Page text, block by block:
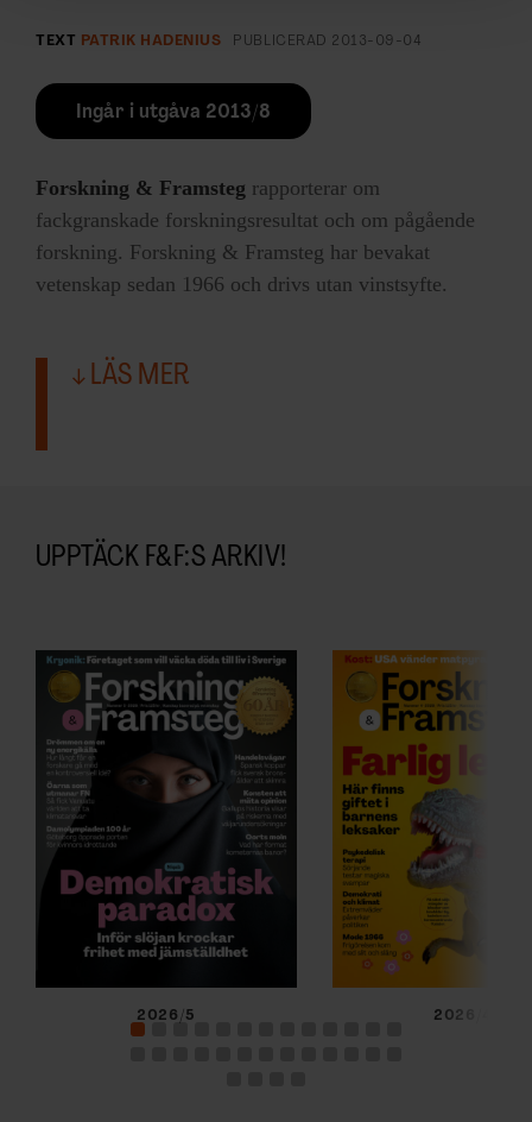
för sociala medier och analysera vår trafik. Vi
information från din enhet till de sociala medier och
annons- och analysföretag som vi samarbetar med.
information som du har tillhandahållit eller som de har
TEXT PATRIK HADENIUS PUBLICERAD 2013-09-04
Ingår i utgåva 2013/8
Forskning & Framsteg rapporterar om
fackgranskade forskningsresultat och om pågående
forskning. Forskning & Framsteg har bevakat
vetenskap sedan 1966 och drivs utan vinstsyfte.
LÄS MER
UPPTÄCK F&F:S ARKIV!
2026/5 2026/4